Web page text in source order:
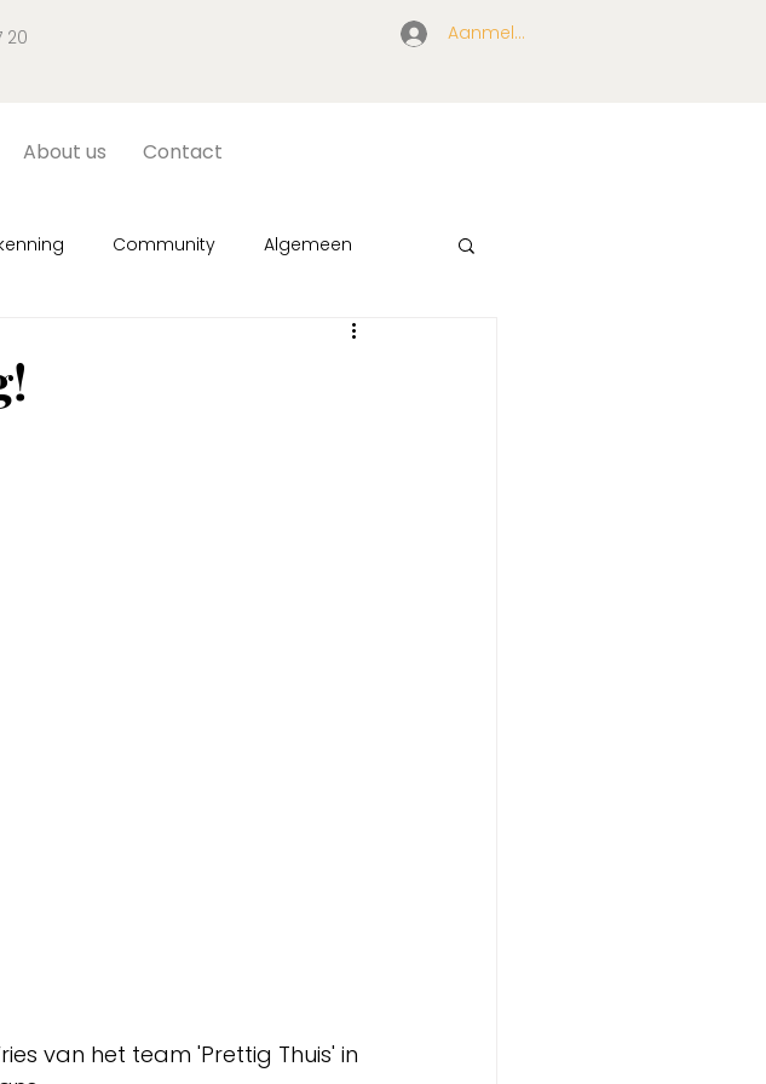
20 Aanmelden/ inloggen
About us Contact
Community Algemeen
van het team 'Prettig Thuis' in